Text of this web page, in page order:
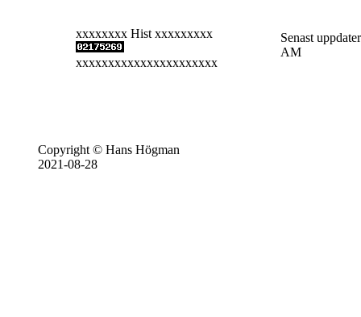
Copyright © Hans Högman
2021-08-28
xxxxxxxx Hist xxxxxxxxx
xxxxxxxxxxxxxxxxxxxxxx
Senast
AM